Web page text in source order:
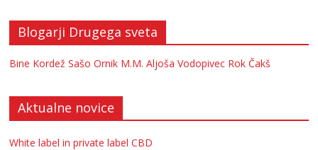
Blogarji Drugega sveta
Bine Kordež Sašo Ornik M.M. Aljoša Vodopivec Rok Čakš
Aktualne novice
White label in private label CBD